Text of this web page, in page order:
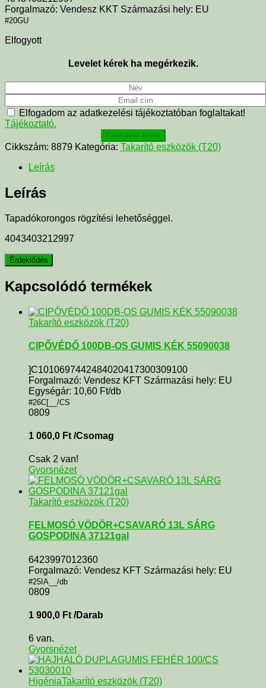
Forgalmazó: Vendesz KKT Származási hely: EU
#20GU
Elfogyott
Levelet kérek ha megérkezik.
Elfogadom az adatkezelési tájékoztatóban foglaltakat!
Tájékoztató.
Értesítést kérek
Cikkszám: 8879 Kategória: Takarító eszközök (T20)
Leírás
Leírás
Tapadókorongos rögzítési lehetőséggel.
4043403212997
Kapcsolódó termékek
Takarító eszközök (T20)
CIPŐVÉDŐ 100DB-OS GUMIS KÉK 55090038
]C1010697442484020417300309100
Forgalmazó: Vendesz KFT Származási hely: EU
Egységár: 10,60 Ft/db
#26C[__/CS
0809
1 060,0 Ft /Csomag
Csak 2 van!
Gyorsnézet
Takarító eszközök (T20)
FELMOSÓ VÖDÖR+CSAVARÓ 13L SÁRG
GOSPODINA 37121gal
6423997012360
Forgalmazó: Vendesz KFT Származási hely: EU
#25IA__/db
0809
1 900,0 Ft /Darab
6 van.
Gyorsnézet
HigéniaTakarító eszközök (T20)